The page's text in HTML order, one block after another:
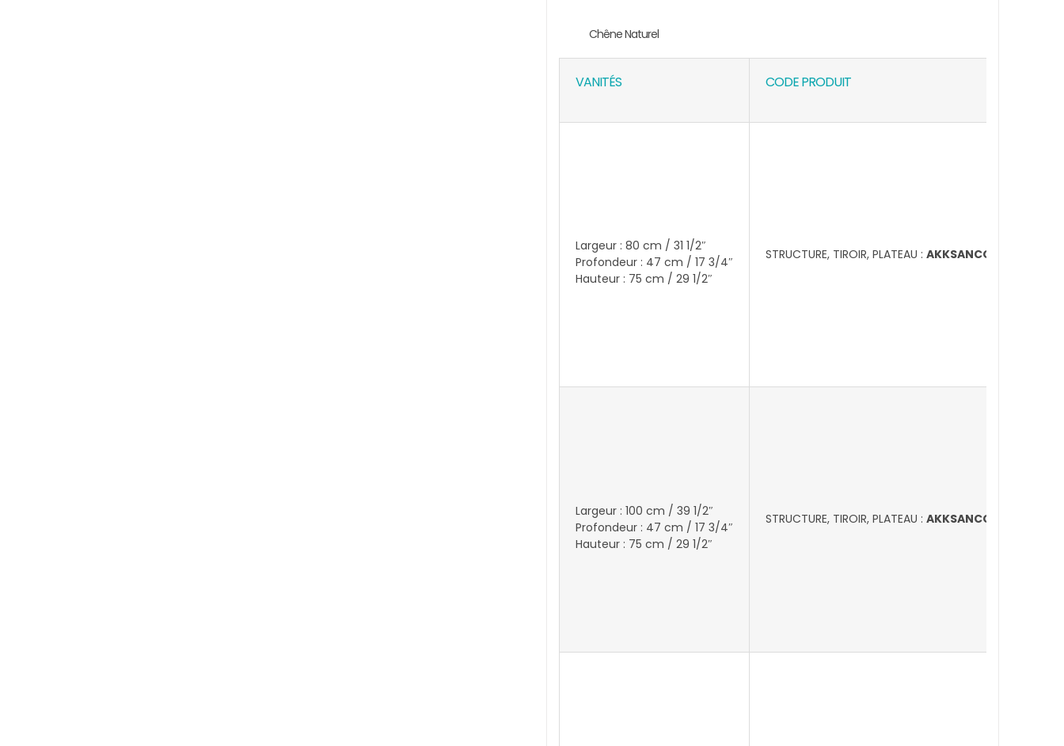
Chêne Naturel
VANITÉS CODE PRODUIT
Largeur : 80 cm / 31 1/2″
Profondeur : 47 cm / 17 3/4″
Hauteur : 75 cm / 29 1/2″
STRUCTURE, TIROIR, PLATEAU :AKKSANCONSOL80-24
Largeur : 100 cm / 39 1/2″
Profondeur : 47 cm / 17 3/4″
Hauteur : 75 cm / 29 1/2″
STRUCTURE, TIROIR, PLATEAU :AKKSANCONSOL100-24